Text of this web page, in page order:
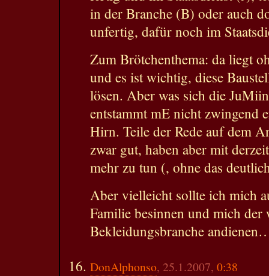
in der Branche (B) oder auch
unfertig, dafür noch im
Zum Brötchenthema: da liegt
und es ist wichtig, diese
lösen. Aber was sich die
entstammt mE nicht zwingend
Hirn. Teile der Rede auf dem
zwar gut, haben aber mit
mehr zu tun (, ohne das
Aber vielleicht sollte ich mich
Familie besinnen und mich der
Bekleidungsbranche
DonAlphonso, 25.1.2007, 0:38